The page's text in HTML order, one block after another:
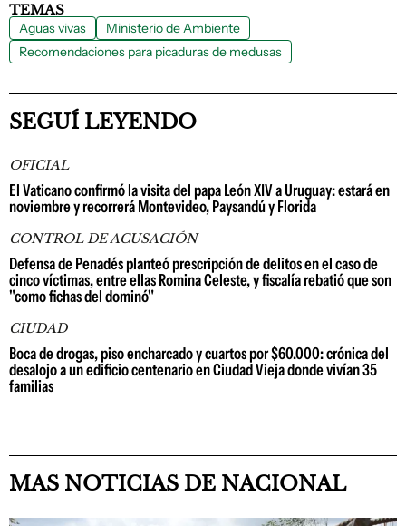
TEMAS
Aguas vivas
Ministerio de Ambiente
Recomendaciones para picaduras de medusas
SEGUÍ LEYENDO
OFICIAL
El Vaticano confirmó la visita del papa León XIV a Uruguay: estará en
noviembre y recorrerá Montevideo, Paysandú y Florida
CONTROL DE ACUSACIÓN
Defensa de Penadés planteó prescripción de delitos en el caso de
cinco víctimas, entre ellas Romina Celeste, y fiscalía rebatió que son
"como fichas del dominó"
CIUDAD
Boca de drogas, piso encharcado y cuartos por $60.000: crónica del
desalojo a un edificio centenario en Ciudad Vieja donde vivían 35
familias
MAS NOTICIAS DE NACIONAL